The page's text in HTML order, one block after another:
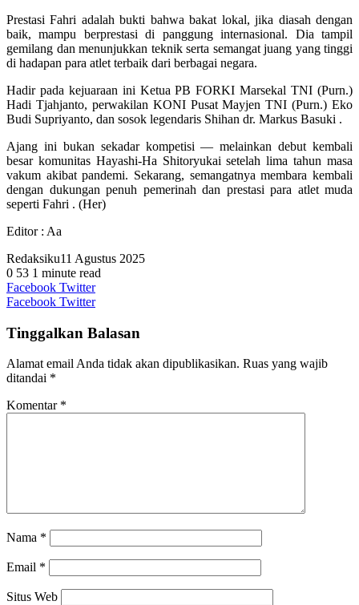
Prestasi Fahri adalah bukti bahwa bakat lokal, jika diasah dengan
baik, mampu berprestasi di panggung internasional. Dia tampil
gemilang dan menunjukkan teknik serta semangat juang yang tinggi
di hadapan para atlet terbaik dari berbagai negara.
Hadir pada kejuaraan ini Ketua PB FORKI Marsekal TNI (Purn.)
Hadi Tjahjanto, perwakilan KONI Pusat Mayjen TNI (Purn.) Eko
Budi Supriyanto, dan sosok legendaris Shihan dr. Markus Basuki .
Ajang ini bukan sekadar kompetisi — melainkan debut kembali
besar komunitas Hayashi-Ha Shitoryukai setelah lima tahun masa
vakum akibat pandemi. Sekarang, semangatnya membara kembali
dengan dukungan penuh pemerinah dan prestasi para atlet muda
seperti Fahri . (Her)
Editor : Aa
Redaksiku11 Agustus 2025
0 53 1 minute read
Facebook TwitterWhatsApp
Telegram
Facebook TwitterMessenger
Messenger
WhatsApp
Telegram
Tinggalkan Balasan
Alamat email Anda tidak akan dipublikasikan. Ruas yang wajib
ditandai *
Komentar *
Nama *
Email *
Situs Web